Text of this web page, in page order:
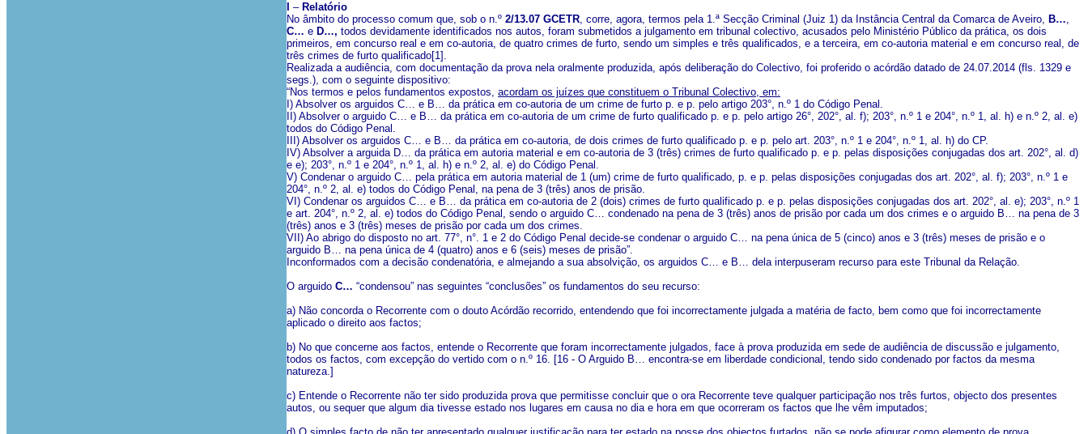
– Relatório
No âmbito do processo comum que, sob o n.º 2/13.07 GCETR, corre, agora, termos pela 1.ª Secção Criminal (Juiz 1) da Instância Central da Comarca de Aveiro, B…,
C… e D…, todos devidamente identificados nos autos, foram submetidos a julgamento em tribunal colectivo, acusados pelo Ministério Público da prática, os dois
primeiros, em concurso real e em co-autoria, de quatro crimes de furto, sendo um simples e três qualificados, e a terceira, em co-autoria material e em concurso real, de
três crimes de furto qualificado[1].
Realizada a audiência, com documentação da prova nela oralmente produzida, após deliberação do Colectivo, foi proferido o acórdão datado de 24.07.2014 (fls. 1329 e
segs.), com o seguinte dispositivo:
“Nos termos e pelos fundamentos expostos, acordam os juízes que constituem o Tribunal Colectivo, em:
I) Absolver os arguidos C… e B… da prática em co-autoria de um crime de furto p. e p. pelo artigo 203°, n.º 1 do Código Penal.
II) Absolver o arguido C… e B… da prática em co-autoria de um crime de furto qualificado p. e p. pelo artigo 26°, 202°, al. f); 203°, n.º 1 e 204°, n.º 1, al. h) e n.º 2, al. e)
todos do Código Penal.
III) Absolver os arguidos C… e B… da prática em co-autoria, de dois crimes de furto qualificado p. e p. pelo art. 203°, n.º 1 e 204°, n.º 1, al. h) do CP.
IV) Absolver a arguida D… da prática em autoria material e em co-autoria de 3 (três) crimes de furto qualificado p. e p. pelas disposições conjugadas dos art. 202°, al. d)
e e); 203°, n.º 1 e 204°, n.º 1, al. h) e n.º 2, al. e) do Código Penal.
V) Condenar o arguido C… pela prática em autoria material de 1 (um) crime de furto qualificado, p. e p. pelas disposições conjugadas dos art. 202°, al. f); 203°, n.º 1 e
204°, n.º 2, al. e) todos do Código Penal, na pena de 3 (três) anos de prisão.
VI) Condenar os arguidos C… e B… da prática em co-autoria de 2 (dois) crimes de furto qualificado p. e p. pelas disposições conjugadas dos art. 202°, al. e); 203°, n.º 1
e art. 204°, n.º 2, al. e) todos do Código Penal, sendo o arguido C… condenado na pena de 3 (três) anos de prisão por cada um dos crimes e o arguido B… na pena de 3
(três) anos e 3 (três) meses de prisão por cada um dos crimes.
VII) Ao abrigo do disposto no art. 77°, n°. 1 e 2 do Código Penal decide-se condenar o arguido C… na pena única de 5 (cinco) anos e 3 (três) meses de prisão e o
arguido B… na pena única de 4 (quatro) anos e 6 (seis) meses de prisão”.
Inconformados com a decisão condenatória, e almejando a sua absolvição, os arguidos C… e B… dela interpuseram recurso para este Tribunal da Relação.
O arguido C… “condensou” nas seguintes “conclusões” os fundamentos do seu recurso:
a) Não concorda o Recorrente com o douto Acórdão recorrido, entendendo que foi incorrectamente julgada a matéria de facto, bem como que foi incorrectamente
aplicado o direito aos factos;
b) No que concerne aos factos, entende o Recorrente que foram incorrectamente julgados, face à prova produzida em sede de audiência de discussão e julgamento,
todos os factos, com excepção do vertido com o n.º 16. [16 - O Arguido B… encontra-se em liberdade condicional, tendo sido condenado por factos da mesma
natureza.]
c) Entende o Recorrente não ter sido produzida prova que permitisse concluir que o ora Recorrente teve qualquer participação nos três furtos, objecto dos presentes
autos, ou sequer que algum dia tivesse estado nos lugares em causa no dia e hora em que ocorreram os factos que lhe vêm imputados;